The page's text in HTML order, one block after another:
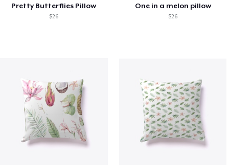
Pretty Butterflies Pillow
$26
One in a melon pillow
$26